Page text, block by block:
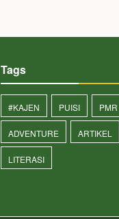
Tags
#KAJEN PUISI PMR
ADVENTURE ARTIKEL
LITERASI